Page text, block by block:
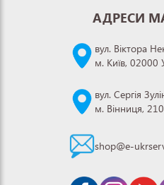
АДРЕСИ
вул. Віктора
м. Київ, 02000
вул. Сергія
м. Вінниця,
shop@e-